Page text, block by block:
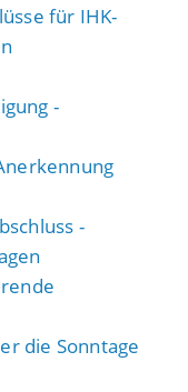
für IHK-
-
-
die Sonntage